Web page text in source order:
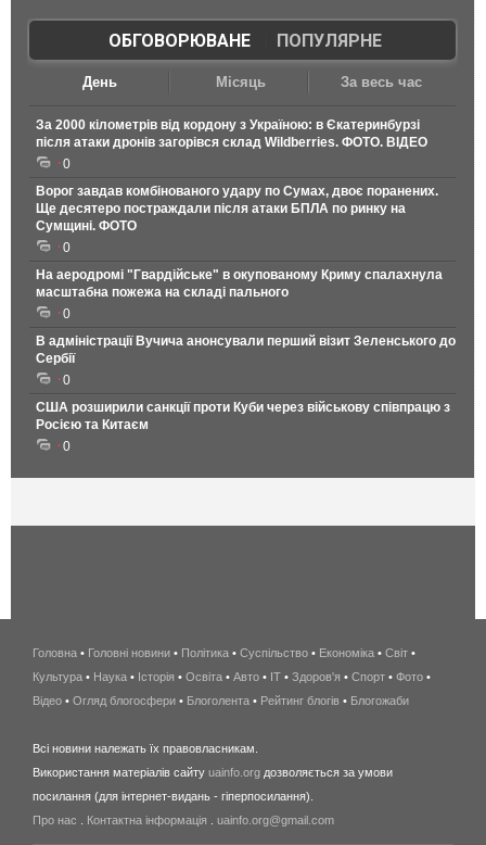
ОБГОВОРЮВАНЕ| ПОПУЛЯРНЕ
День Місяць За весь час
За 2000 кілометрів від кордону з Україною: в Єкатеринбурзі
після атаки дронів загорівся склад Wildberries. ФОТО. ВІДЕО
0
Ворог завдав комбінованого удару по Сумах, двоє поранених.
Ще десятеро постраждали після атаки БПЛА по ринку на
Сумщині. ФОТО
0
На аеродромі "Гвардійське" в окупованому Криму спалахнула
масштабна пожежа на складі пального
0
В адміністрації Вучича анонсували перший візит Зеленського до
Сербії
0
США розширили санкції проти Куби через військову співпрацю з
Росією та Китаєм
0
беспроводной
интернет
киев
wimax
в
Головна • Головні новини • Політика • Суспільство • Економіка • Світ •
Культура • Наука • Історія • Освіта • Авто • IT • Здоров'я • Спорт • Фото •
Відео • Огляд блогосфери • Блоголента • Рейтинг блогів • Блогожаби
Всі новини належать їх правовласникам.
Використання матеріалів сайту uainfo.org дозволяється за умови
посилання (для інтернет-видань - гіперпосилання).
Про нас
Контактна інформація uainfo.org@gmail.com